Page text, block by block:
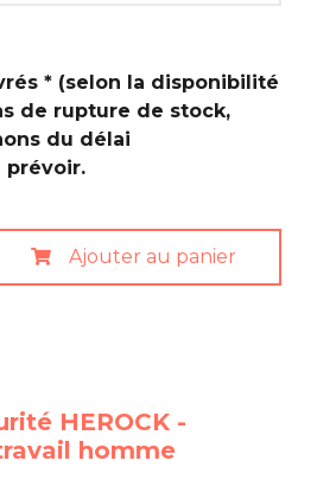
* (selon la disponibilité
de rupture de stock,
du délai
prévoir.
Ajouter au panier
HEROCK -
homme